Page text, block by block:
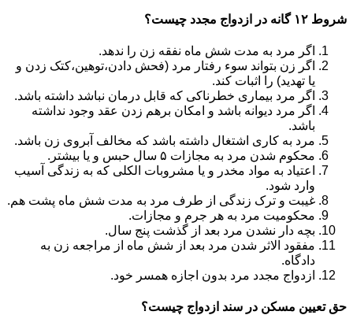
شروط ۱۲ گانه در ازدواج مجدد چیست؟
اگر مرد به مدت شش ماه نفقه زن را ندهد.
اگر زن بتواند سوء رفتار مرد (فحش دادن،توهین،کتک زدن و
یا تهدید) را اثبات کند.
اگر مرد بیماری خطرناکی که قابل درمان نباشد داشته باشد.
اگر مرد دیوانه باشد و امکان برهم زدن عقد وجود نداشته
باشد.
مرد به کاری اشتغال داشته باشد که مخالف آبروی زن باشد.
محکوم شدن مرد به مجازات ۵ سال حبس و یا بیشتر.
اعتیاد به مواد مخدر و یا مشروبات الکلی که به زندگی آسیب
وارد شود.
غیبت و ترک زندگی از طرف مرد به مدت شش ماه پشت هم.
محکومیت مرد به هر جرم و مجازات.
بچه دار نشدن مرد بعد از گذشت پنج سال.
مفقود الاثر شدن مرد بعد از شش ماه از مراجعه زن به
دادگاه.
ازدواج مجدد مرد بدون اجازه همسر خود.
حق تعیین مسکن در سند ازدواج چیست؟